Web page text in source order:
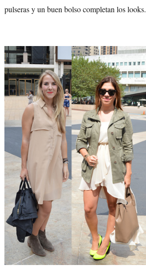
pulseras y un buen bolso completan los looks.